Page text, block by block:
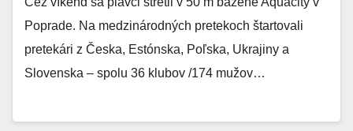
Poprade. Na medzinárodných pretekoch štartovali
pretekári z Česka, Estónska, Poľska, Ukrajiny a
Slovenska – spolu 36 klubov /174 mužov…